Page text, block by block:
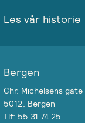
Les vår historie
Bergen
Chr. Michelsens gate
5012, Bergen
Tlf: 55 31 74 25